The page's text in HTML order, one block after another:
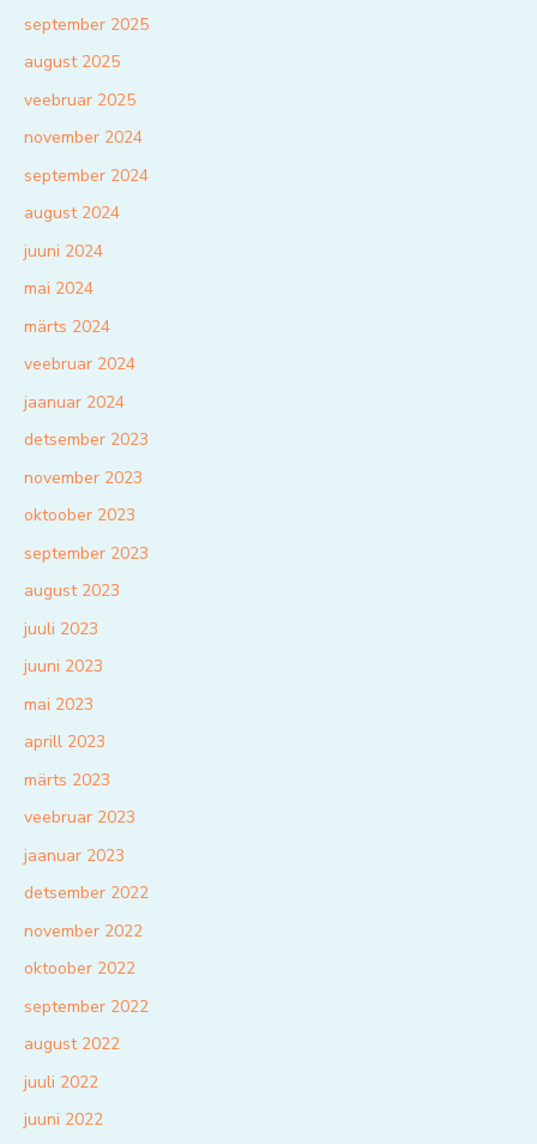
september 2025
august 2025
veebruar 2025
november 2024
september 2024
august 2024
juuni 2024
mai 2024
märts 2024
veebruar 2024
jaanuar 2024
detsember 2023
november 2023
oktoober 2023
september 2023
august 2023
juuli 2023
juuni 2023
mai 2023
aprill 2023
märts 2023
veebruar 2023
jaanuar 2023
detsember 2022
november 2022
oktoober 2022
september 2022
august 2022
juuli 2022
juuni 2022